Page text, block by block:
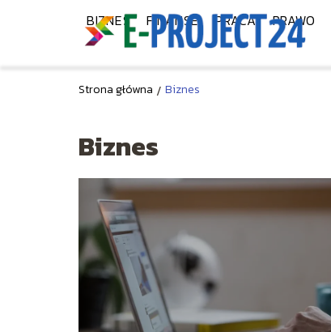
BIZNES FINANSE PRACA PRAWO
Strona główna / Biznes
Biznes